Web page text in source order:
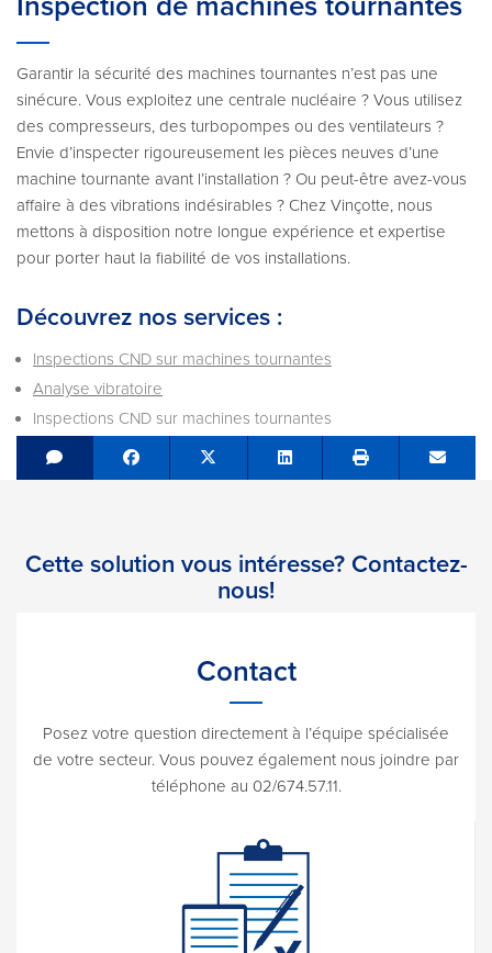
Garantir la sécurité des machines tournantes n’est pas une
sinécure. Vous exploitez une centrale nucléaire ? Vous utilisez
des compresseurs, des turbopompes ou des ventilateurs ?
Envie d’inspecter rigoureusement les pièces neuves d’une
machine tournante avant l’installation ? Ou peut-être avez-vous
affaire à des vibrations indésirables ? Chez Vinçotte, nous
mettons à disposition notre longue expérience et expertise
pour porter haut la fiabilité de vos installations.
Découvrez nos services :
Inspections CND sur machines tournantes
Analyse vibratoire
Inspections CND sur machines tournantes
Share on Facebook
Tweet Share on LinkedIn Send
Cette solution vous intéresse? Contactez-
nous!
Contact
Posez votre question directement à l’équipe spécialisée
de votre secteur. Vous pouvez également nous joindre par
téléphone au 02/674.57.11.